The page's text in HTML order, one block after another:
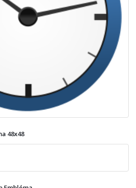
48x48